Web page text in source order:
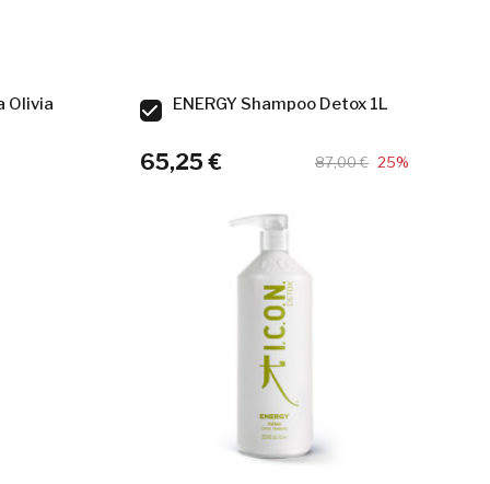
Olivia
ENERGY Shampoo Detox 1L
65,25 € 87,00 € 25%